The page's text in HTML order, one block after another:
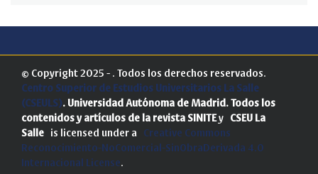
© Copyright 2025 - . Todos los derechos reservados.
Centro Superior de Estudios Universitarios La Salle
(CSEULS). Universidad Autónoma de Madrid. Todos los
contenidos y artículos de la revista SINITEy CSEU La
Salle is licensed under a Creative Commons
Reconocimiento-NoComercial-SinObraDerivada 4.0
Internacional License.